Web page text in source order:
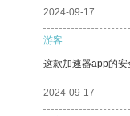
2024-09-17
游客
这款加速器app的安
2024-09-17